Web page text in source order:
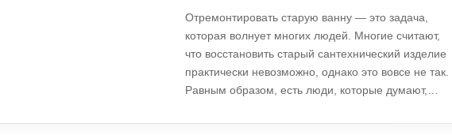
Отремонтировать старую ванну — это задача,
которая волнует многих людей. Многие считают,
что восстановить старый сантехнический изделие
практически невозможно, однако это вовсе не так.
Равным образом, есть люди, которые думают,…